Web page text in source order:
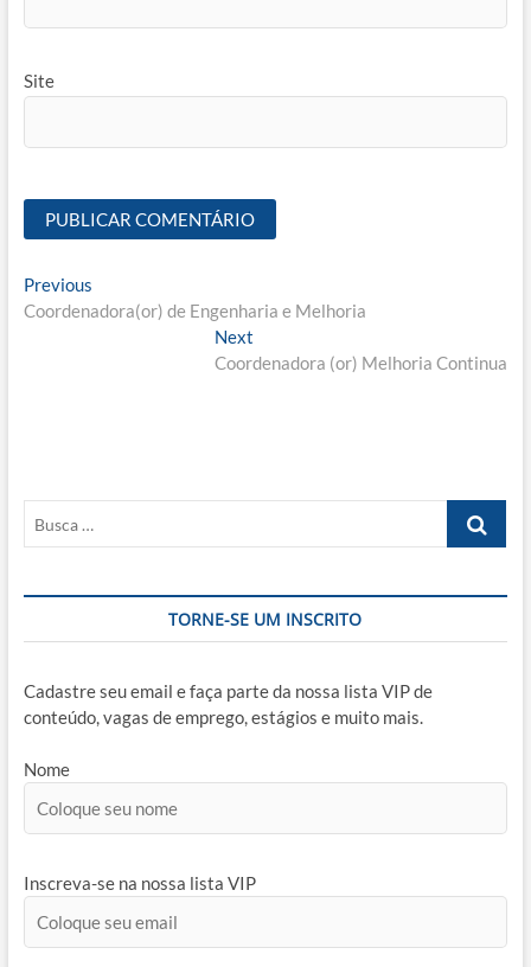
Site
Navegação
de
PreviousPrevious
post:
Coordenadora(or) de Engenharia e Melhoria
Next
post:
Coordenadora (or) Melhoria Continua
Busca
TORNE-SE UM INSCRITO
Cadastre seu email e faça parte da nossa lista VIP de
conteúdo, vagas de emprego, estágios e muito mais.
Nome
Inscreva-se na nossa lista VIP